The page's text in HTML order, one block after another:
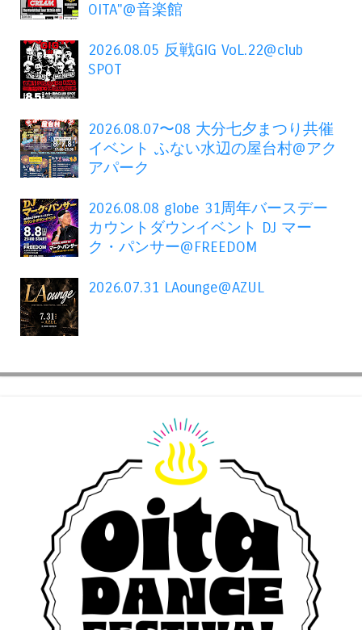
OITA"@音楽館
2026.08.05 反戦GIG VoL.22@club
SPOT
2026.08.07〜08 大分七夕まつり共催
イベント ふない水辺の屋台村@アク
アパーク
2026.08.08 globe 31周年バースデー
カウントダウンイベント DJ マー
ク・パンサー@FREEDOM
2026.07.31 LAounge@AZUL